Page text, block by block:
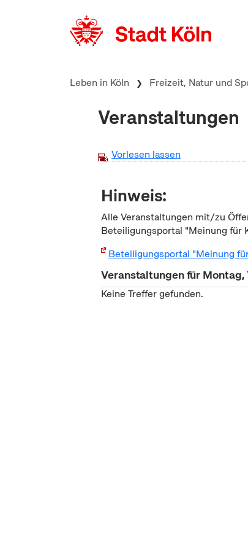
Leben in Köln Freizeit, Natur und
Veranstaltungen
Vorlesen lassen
Hinweis:
Alle Veranstaltungen mit/zu
Beteiligungsportal "Meinung für
Beteiligungsportal "Meinung
Veranstaltungen für
Keine Treffer gefunden.